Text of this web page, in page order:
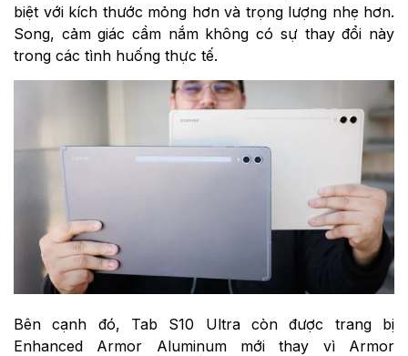
biệt với kích thước mỏng hơn và trọng lượng nhẹ hơn.
Song, cảm giác cầm nắm không có sự thay đổi này
trong các tình huống thực tế.
Bên cạnh đó, Tab S10 Ultra còn được trang bị
Enhanced Armor Aluminum mới thay vì Armor